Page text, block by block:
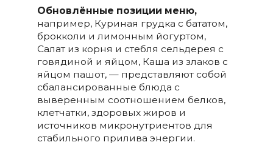
Обновлённые позиции меню,
например, Куриная грудка с бататом,
брокколи и лимонным йогуртом,
Салат из корня и стебля сельдерея с
говядиной и яйцом, Каша из злаков с
яйцом пашот, — представляют собой
сбалансированные блюда с
выверенным соотношением белков,
клетчатки, здоровых жиров и
источников микронутриентов для
стабильного прилива энергии.